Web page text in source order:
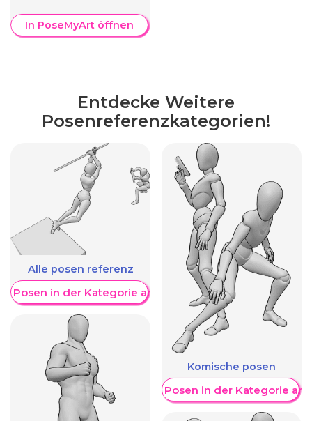
In PoseMyArt öffnen
Entdecke Weitere
Posenreferenzkategorien!
Alle posen referenz
Posen in der Kategorie anzeigen
Komische posen
Weitere Posen in der Kategorie